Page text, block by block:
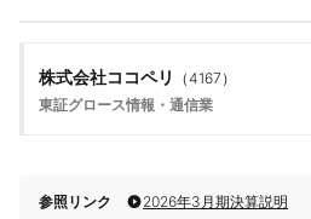
株式会社ココペリ （4167 ）
東証グロース情報・通信業
参照リンク 2026年3月期決算説明